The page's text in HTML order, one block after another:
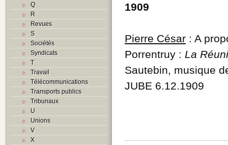
Q
R
Revues
S
Sociétés
Syndicats
T
Travail
Télécommunications
Transports publics
Tribunaux
U
Unions
V
X
1909
Pierre César : A
Porrentruy : La
Sautebin, musique
JUBE 6.12.1909